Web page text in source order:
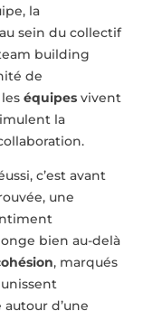
la
sein du collectif
building
de
équipesvivent
la
c’est avant
une
bien au-delà
, marqués
d’une